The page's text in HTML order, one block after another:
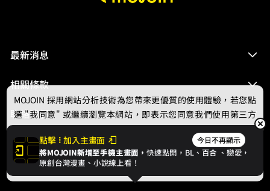
最新消息
相關條款
聯絡我們
© 2024 gamania Digital Entertainment Co., Ltd.
點擊 加入主畫面 今日不再顯示
將MOJOIN新增至手機主畫面，快速點開，BL、 百合 、戀愛，
原創台灣漫畫、小說線上看！
MOJOIN 採用網站分析技術為您帶來更優質的使用體驗，若您點
選 "我同意" 或繼續瀏覽本網站，即表示您同意我們使用第三方
Cookie，欲瞭解更多資訊請見隱私權政策。
我同意